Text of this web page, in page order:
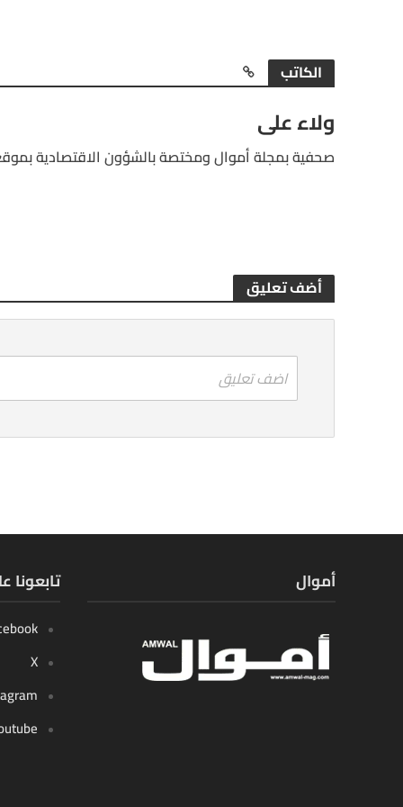
الكاتب
ولاء على
صحفية بمجلة أموال ومختصة بالشؤون الاقتصادية
أضف تعليق
اضف تعليق
تابعونا
X
أموال